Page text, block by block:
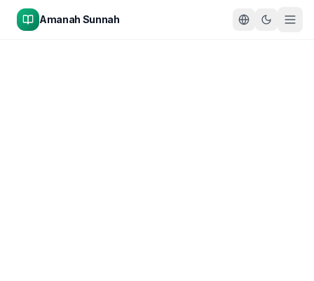
Amanah Sunnah